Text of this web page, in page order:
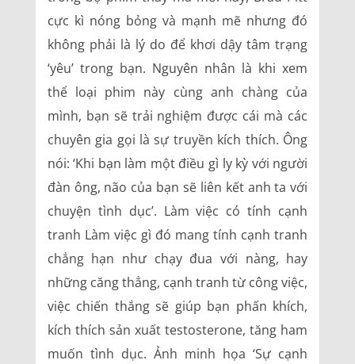
cực kì nóng bỏng và mạnh mẽ nhưng đó
không phải là lý do để khơi dậy tâm trạng
‘yêu’ trong bạn. Nguyên nhân là khi xem
thể loại phim này cùng anh chàng của
mình, bạn sẽ trải nghiệm được cái mà các
chuyên gia gọi là sự truyền kích thích. Ông
nói: ‘Khi bạn làm một điều gì ly kỳ với người
đàn ông, não của bạn sẽ liên kết anh ta với
chuyện tình dục’. Làm việc có tính cạnh
tranh Làm việc gì đó mang tính cạnh tranh
chẳng hạn như chạy đua với nàng, hay
những căng thẳng, cạnh tranh từ công việc,
việc chiến thắng sẽ giúp bạn phấn khích,
kích thích sản xuất testosterone, tăng ham
muốn tình dục. Ảnh minh họa ‘Sự cạnh